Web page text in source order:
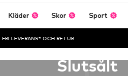
Kläder Skor Sport
FRI LEVERANS* OCH RETUR
Slutsålt